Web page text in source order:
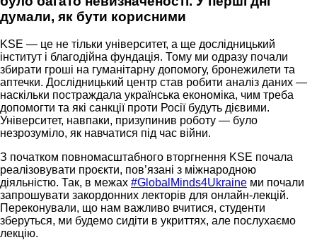
думали, як бути корисними
KSE — це не тільки університет, а ще дослідницький
інститут і благодійна фундація. Тому ми одразу почали
збирати гроші на гуманітарну допомогу, бронежилети та
аптечки. Дослідницький центр став робити аналіз даних —
наскільки постраждала українська економіка, чим треба
допомогти та які санкції проти Росії будуть дієвими.
Університет, навпаки, призупинив роботу — було
незрозуміло, як навчатися під час війни.
З початком повномасштабного вторгнення KSE почала
реалізовувати проєкти, пов’язані з міжнародною
діяльністю. Так, в межах #GlobalMinds4Ukraine ми почали
запрошувати закордонних лекторів для онлайн-лекцій.
Переконували, що нам важливо вчитися, студенти
зберуться, ми будемо сидіти в укриттях, але послухаємо
лекцію.